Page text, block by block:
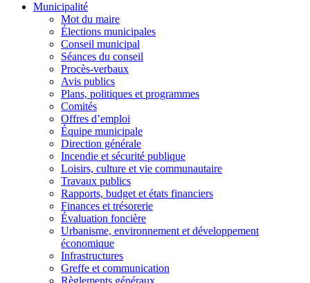
Municipalité
Mot du maire
Élections municipales
Conseil municipal
Séances du conseil
Procès-verbaux
Avis publics
Plans, politiques et programmes
Comités
Offres d’emploi
Équipe municipale
Direction générale
Incendie et sécurité publique
Loisirs, culture et vie communautaire
Travaux publics
Rapports, budget et états financiers
Finances et trésorerie
Évaluation foncière
Urbanisme, environnement et développement
économique
Infrastructures
Greffe et communication